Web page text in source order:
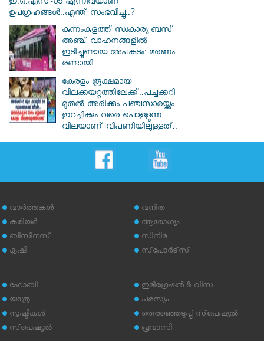
ഇ.ഒ.എസ്-05 എന്നിവയാണ്
ഉപഗ്രഹങ്ങൾ..എന്ത് സംഭവിച്ചു..?
കുന്നംകുളത്ത് സ്വകാര്യ ബസ്
അഞ്ച് വാഹനങ്ങളിൽ
ഇടിച്ചുണ്ടായ അപകടം: മരണം
രണ്ടായി...
കേരളം രൂക്ഷമായ
വിലക്കയറ്റത്തിലേക്ക്..പച്ചക്കറി
മുതൽ അരിക്കും പഞ്ചസാരയ്ക്കും
ഇറച്ചിക്കും വരെ പൊള്ളുന്ന
വിലയാണ് വിപണിയിലുള്ളത്..
വാര്‍ത്തകള്‍
കരിയര്‍
ബിസിനസ്
കൃഷി
വനിത
ആരോഗ്യം
സിനിമ
സ്‌പോര്‍ട്‌സ്
ഹോബി
യാത്ര
സൃഷ്ടികള്‍
സ്‌പെഷ്യല്‍
ഇമിഗ്രേഷന്‍ & വിസ
പരസ്യം
തെരഞ്ഞെടുപ്പ് സ്‌പെഷ്യല്‍
പ്രവാസി